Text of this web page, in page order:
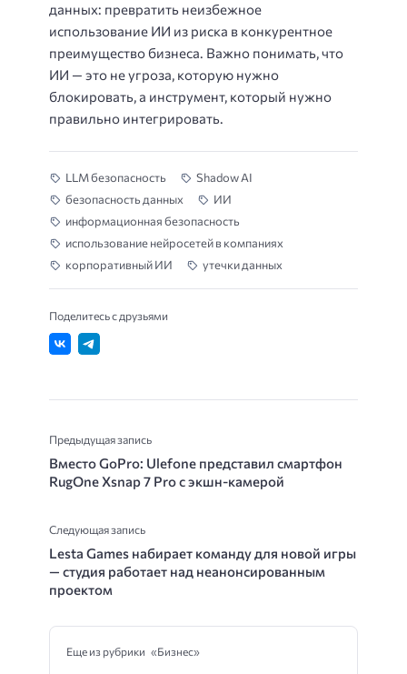
данных: превратить неизбежное
использование ИИ из риска в конкурентное
преимущество бизнеса. Важно понимать, что
ИИ — это не угроза, которую нужно
блокировать, а инструмент, который нужно
правильно интегрировать.
LLM безопасность
Shadow AI
безопасность данных
ИИ
информационная безопасность
использование нейросетей в компаниях
корпоративный ИИ
утечки данных
Поделитесь с друзьями
Предыдущая запись
Вместо GoPro: Ulefone представил смартфон
RugOne Xsnap 7 Pro с экшн-камерой
Следующая запись
Lesta Games набирает команду для новой игры
— студия работает над неанонсированным
проектом
Еще из рубрики «Бизнес»